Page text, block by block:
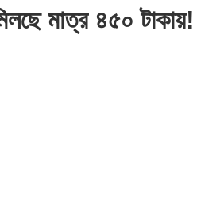
মাত্র ৪৫০ টাকায়!